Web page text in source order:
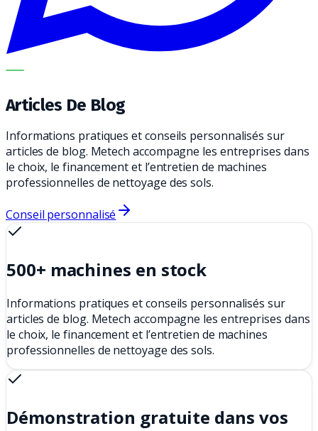
METECH
Articles De Blog
Informations pratiques et conseils personnalisés sur
articles de blog. Metech accompagne les entreprises dans
le choix, le financement et l’entretien de machines
professionnelles de nettoyage des sols.
Conseil personnalisé
500+ machines en stock
Informations pratiques et conseils personnalisés sur
articles de blog. Metech accompagne les entreprises dans
le choix, le financement et l’entretien de machines
professionnelles de nettoyage des sols.
Démonstration gratuite dans vos